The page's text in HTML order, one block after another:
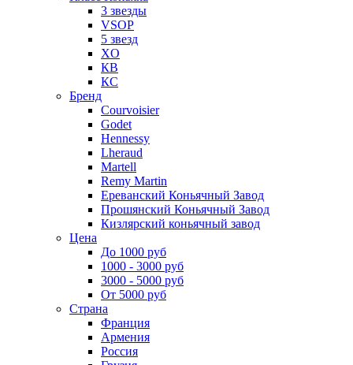
3 звезды
VSOP
5 звезд
XO
КВ
КС
Бренд
Courvoisier
Godet
Hennessy
Lheraud
Martell
Remy Martin
Ереванский Коньячный Завод
Прошянский Коньячный Завод
Кизлярский коньячный завод
Цена
До 1000 руб
1000 - 3000 руб
3000 - 5000 руб
От 5000 руб
Страна
Франция
Армения
Россия